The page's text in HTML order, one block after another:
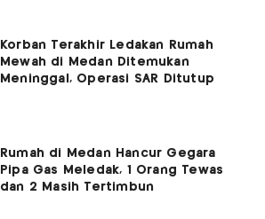
Korban Terakhir Ledakan Rumah
Mewah di Medan Ditemukan
Meninggal, Operasi SAR Ditutup
Rumah di Medan Hancur Gegara
Pipa Gas Meledak, 1 Orang Tewas
dan 2 Masih Tertimbun